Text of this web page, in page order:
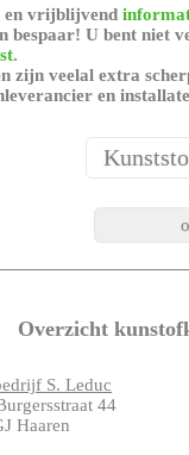
en vrijblijvend
bespaar! U bent niet
zijn veelal extra
en
Overzicht
S. Leduc
44
Haaren